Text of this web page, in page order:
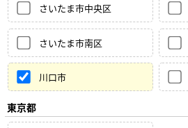
さいたま市中央区
さいたま市南区
川口市
東京都